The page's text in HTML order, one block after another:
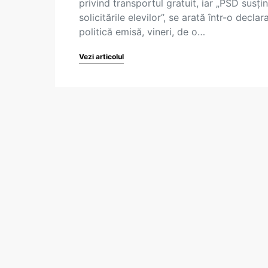
privind transportul gratuit, iar „PSD
solicitările elevilor”, se arată într-o
politică emisă, vineri, de o…
Vezi articolul